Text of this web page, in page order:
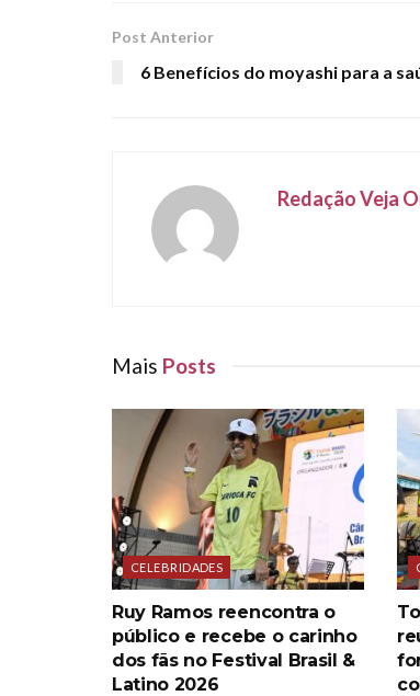
Post Anterior
6 Benefícios do moyashi para a
Redação Veja
Mais Posts
CELEBRIDADES
Ruy Ramos reencontra o
público e recebe o carinho
dos fãs no Festival Brasil &
Latino 2026